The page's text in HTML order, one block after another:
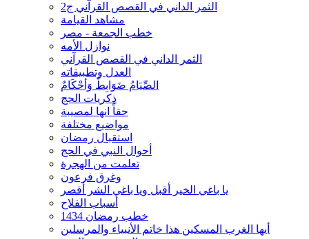
الثمر الداني في القصص القرآني ج2
مشاهد القيامة
خطب الجمعة - مصر
نوازل الأمه
الثمر الداني في القصص القرآني
العدل وتطبيقاته
الصِّيَامُ ضَوَابِطٌ وَأحْكَامٌ
ذكريات الحج
حقاً انها لمصيبة
مواضيع مختلفة
استقبال رمضان
أحوال النبي في الحج
تعلمت من الهجرة
وغرق فرعون
يا باغي الخير أقبل ويا باغي الشر أقصر
أسباب الفلاح
خطب رمضان 1434
أيها الغرب المسكين هذا خاتم الأنبياء والمرسلين